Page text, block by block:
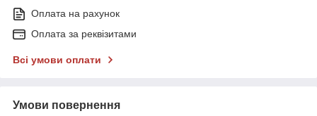
Оплата на рахунок
Оплата за реквізитами
Всі умови оплати
Умови повернення